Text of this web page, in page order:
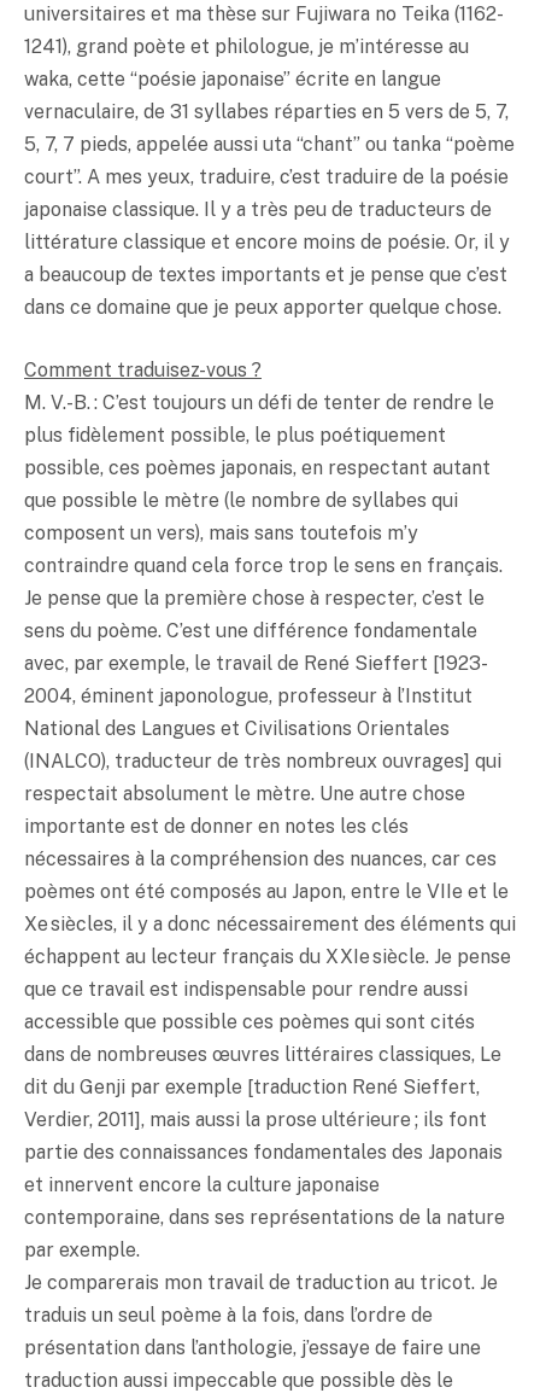
universitaires et ma thèse sur Fujiwara no Teika (1162-
1241), grand poète et philologue, je m’intéresse au
waka, cette “poésie japonaise” écrite en langue
vernaculaire, de 31 syllabes réparties en 5 vers de 5, 7,
5, 7, 7 pieds, appelée aussi uta “chant” ou tanka “poème
court”. A mes yeux, traduire, c’est traduire de la poésie
japonaise classique. Il y a très peu de traducteurs de
littérature classique et encore moins de poésie. Or, il y
a beaucoup de textes importants et je pense que c’est
dans ce domaine que je peux apporter quelque chose.
Comment traduisez-vous ?
M. V.-B. : C’est toujours un défi de tenter de rendre le
plus fidèlement possible, le plus poétiquement
possible, ces poèmes japonais, en respectant autant
que possible le mètre (le nombre de syllabes qui
composent un vers), mais sans toutefois m’y
contraindre quand cela force trop le sens en français.
Je pense que la première chose à respecter, c’est le
sens du poème. C’est une différence fondamentale
avec, par exemple, le travail de René Sieffert [1923-
2004, éminent japonologue, professeur à l’Institut
National des Langues et Civilisations Orientales
(INALCO), traducteur de très nombreux ouvrages] qui
respectait absolument le mètre. Une autre chose
importante est de donner en notes les clés
nécessaires à la compréhension des nuances, car ces
poèmes ont été composés au Japon, entre le VIIe et le
Xe siècles, il y a donc nécessairement des éléments qui
échappent au lecteur français du XXIe siècle. Je pense
que ce travail est indispensable pour rendre aussi
accessible que possible ces poèmes qui sont cités
dans de nombreuses œuvres littéraires classiques, Le
dit du Genji par exemple [traduction René Sieffert,
Verdier, 2011], mais aussi la prose ultérieure ; ils font
partie des connaissances fondamentales des Japonais
et innervent encore la culture japonaise
contemporaine, dans ses représentations de la nature
par exemple.
Je comparerais mon travail de traduction au tricot. Je
traduis un seul poème à la fois, dans l’ordre de
présentation dans l’anthologie, j’essaye de faire une
traduction aussi impeccable que possible dès le